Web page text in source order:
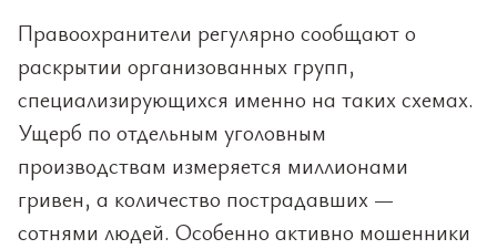
Правоохранители регулярно сообщают о
раскрытии организованных групп,
специализирующихся именно на таких схемах.
Ущерб по отдельным уголовным
производствам измеряется миллионами
гривен, а количество пострадавших —
сотнями людей. Особенно активно мошенники